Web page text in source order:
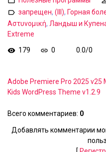
запрещен, (III), Горная
Αστυνομική, Ландыш и
Extreme
179
0 0.0/0
Adobe Premiere Pro 2025 v25
Kids WordPress Theme v1.2.9
Всего комментариев: 0
Добавлять комментарии